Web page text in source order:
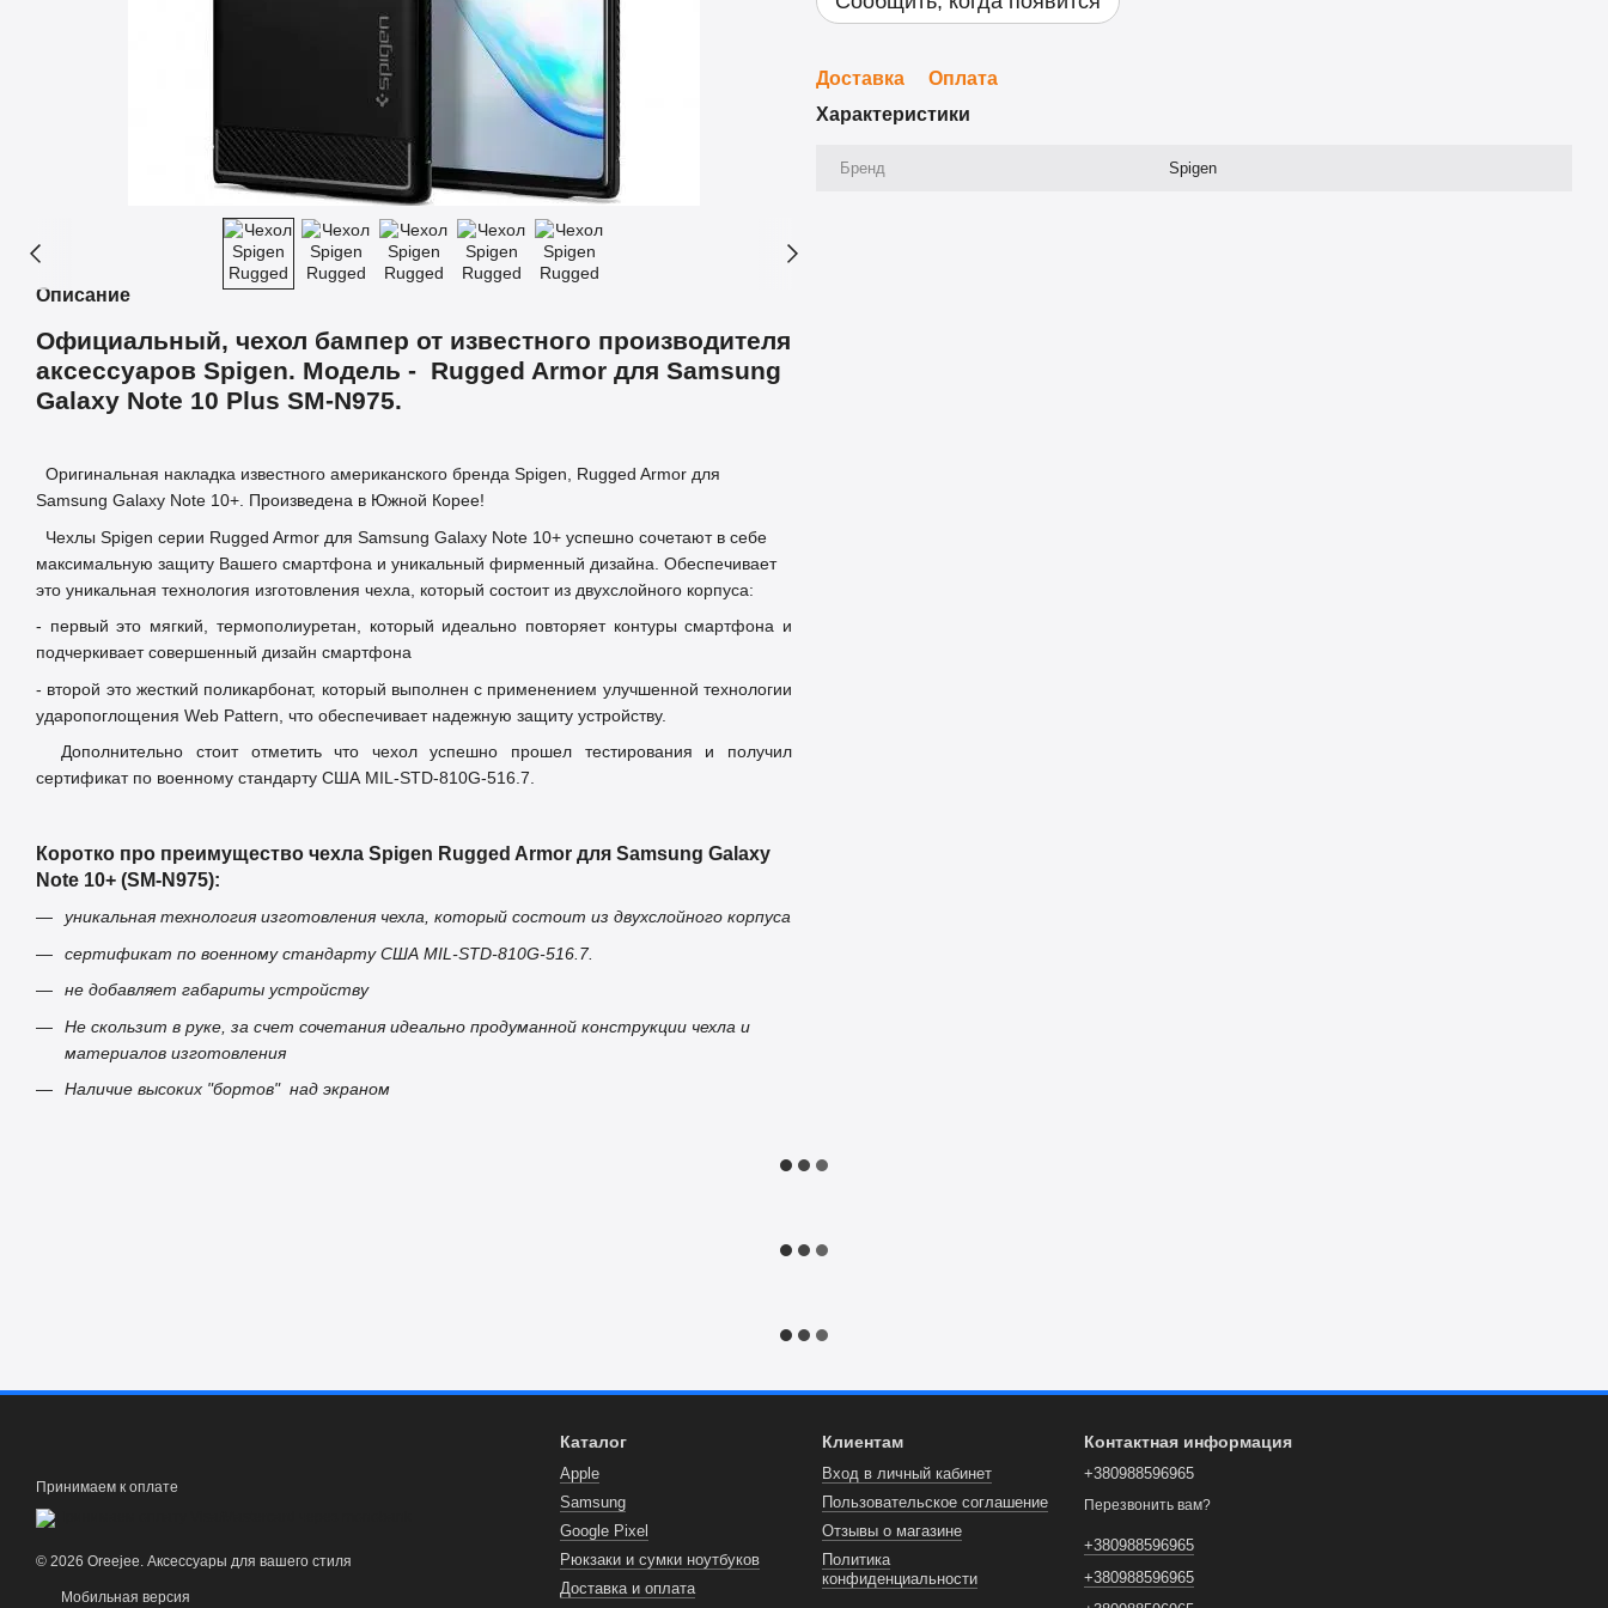
Описание
Официальный, чехол бампер от известного производителя
аксессуаров Spigen. Модель - Rugged Armor для Samsung
Galaxy Note 10 Plus SM-N975.
Оригинальная накладка известного американского бренда Spigen, Rugged Armor для
Samsung Galaxy Note 10+. Произведена в Южной Корее!
Чехлы Spigen серии Rugged Armor для Samsung Galaxy Note 10+ успешно сочетают в себе
максимальную защиту Вашего смартфона и уникальный фирменный дизайна. Обеспечивает
это уникальная технология изготовления чехла, который состоит из двухслойного корпуса:
- первый это мягкий, термополиуретан, который идеально повторяет контуры смартфона и
подчеркивает совершенный дизайн смартфона
- второй это жесткий поликарбонат, который выполнен с применением улучшенной технологии
ударопоглощения Web Pattern, что обеспечивает надежную защиту устройству.
Дополнительно стоит отметить что чехол успешно прошел тестирования и получил
сертификат по военному стандарту США MIL-STD-810G-516.7.
Коротко про преимущество чехла Spigen Rugged Armor для Samsung Galaxy
Note 10+ (SM-N975):
уникальная технология изготовления чехла, который состоит из двухслойного корпуса
сертификат по военному стандарту США MIL-STD-810G-516.7.
не добавляет габариты устройству
Не скользит в руке, за счет сочетания идеально продуманной конструкции чехла и
материалов изготовления
Наличие высоких "бортов" над экраном
Доставка
Оплата
Характеристики
Бренд Spigen
Принимаем к оплате
© 2026 Oreejee. Аксессуары для вашего стиля
Мобильная версия
Каталог
Apple
Samsung
Google Pixel
Рюкзаки и сумки ноутбуков
Доставка и оплата
Клиентам
Вход в личный кабинет
Пользовательское соглашение
Отзывы о магазине
Политика
конфиденциальности
Контактная информация
+380988596965
Перезвонить вам?
+380988596965
+380988596965